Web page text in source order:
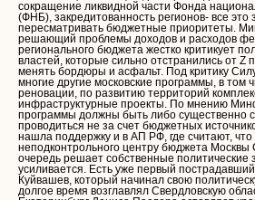
сокращение ликвидной части Фонда
(ФНБ), закредитованность регионов- все это
пересматривать бюджетные приоритеты.
решающий проблемы доходов и расходов
регионального бюджета жестко критикует
властей, которые сильно отстранились от Z
менять бордюры и асфальт. Под критику
многие другие московские программы, в том
реновации, по развитию территорий
инфраструктурные проекты. По мнению
программы должны быть либо существенно
проводиться не за счет бюджетных
нашла поддержку и в АП РФ, где считают, что
неподконтрольного центру бюджета
очередь решает собственные политические
усиливается. Есть уже первый
Куйвашев, который начинал свою
долгое время возглавлял Свердловскую